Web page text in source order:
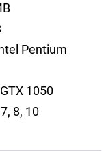
Pentium
GTX 1050
8, 10